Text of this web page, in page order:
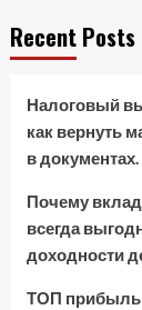
Recent Posts
Налоговый
как вернуть
в документах.
Почему
всегда
доходности
ТОП